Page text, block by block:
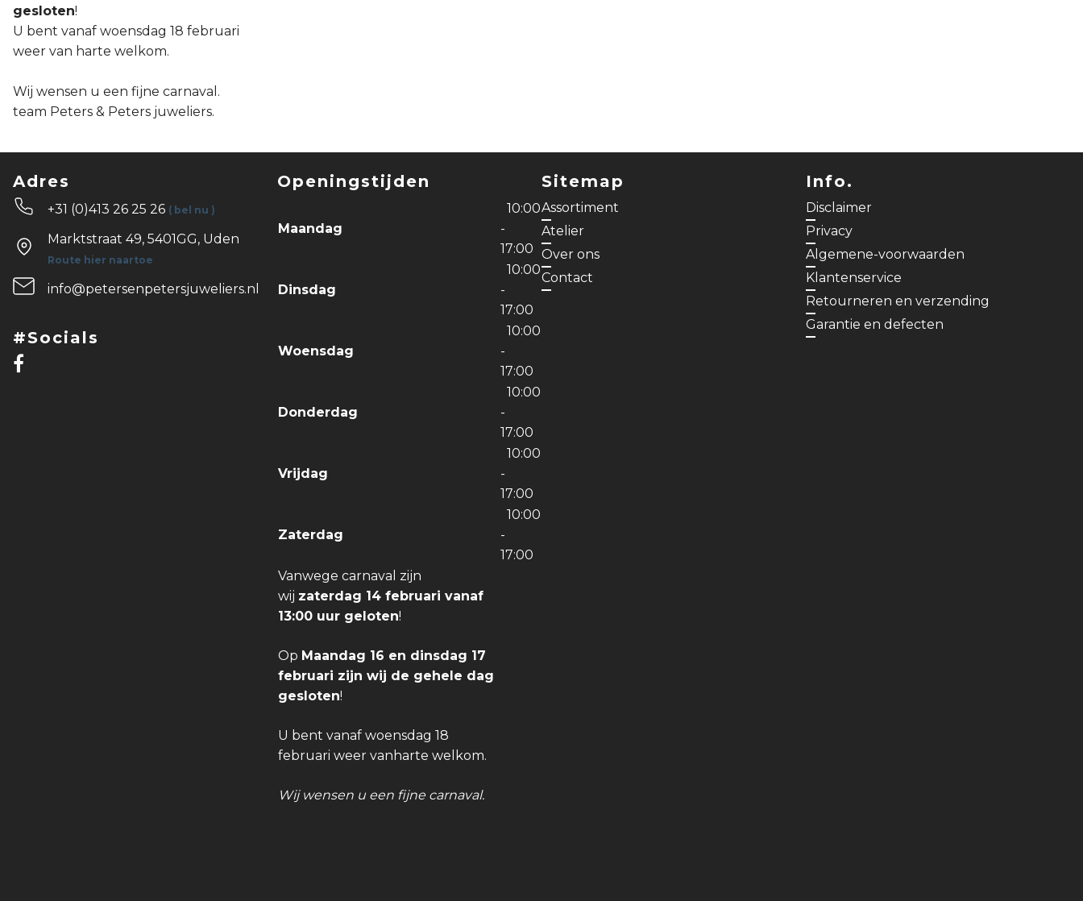
gesloten!
U bent vanaf woensdag 18 februari
weer van harte welkom.
Wij wensen u een fijne carnaval.
team Peters & Peters juweliers.
Adres
+31 (0)413 26 25 26 ( bel nu )
Marktstraat 49, 5401GG, Uden
Route hier naartoe
info@petersenpetersjuweliers.nl
#Socials
Openingstijden
Maandag
10:00
-
17:00
Dinsdag
10:00
-
17:00
Woensdag
10:00
-
17:00
Donderdag
10:00
-
17:00
Vrijdag
10:00
-
17:00
Zaterdag
10:00
-
17:00
Vanwege carnaval zijn
wij zaterdag 14 februari vanaf
13:00 uur geloten!
Op Maandag 16 en dinsdag 17
februari zijn wij de gehele dag
gesloten!
U bent vanaf woensdag 18
februari weer vanharte welkom.
Wij wensen u een fijne carnaval.
Sitemap
Assortiment
Atelier
Over ons
Contact
Info.
Disclaimer
Privacy
Algemene-voorwaarden
Klantenservice
Retourneren en verzending
Garantie en defecten